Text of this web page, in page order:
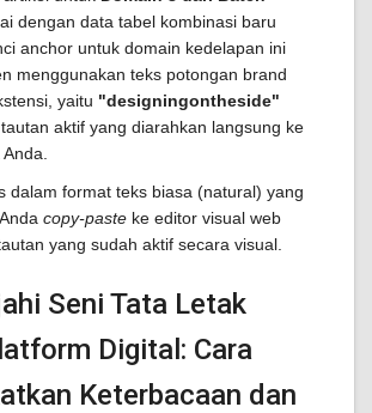
dengan data tabel kombinasi baru
anchor untuk domain kedelapan ini
menggunakan teks potongan brand
yaitu "designingontheside"
aktif yang diarahkan langsung ke
dalam format teks biasa (natural) yang
copy-paste ke editor visual web
yang sudah aktif secara visual.
Seni Tata Letak
Digital: Cara
Keterbacaan dan